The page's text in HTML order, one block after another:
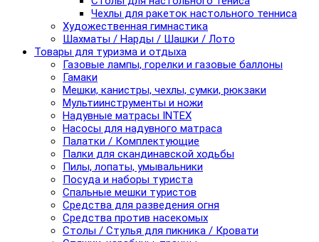
Чехлы для ракеток настольного тенниса
Художественная гимнастика
Шахматы / Нарды / Шашки / Лото
Товары для туризма и отдыха
Газовые лампы, горелки и газовые баллоны
Гамаки
Мешки, канистры, чехлы, сумки, рюкзаки
Мультиинструменты и ножи
Надувные матрасы INTEX
Насосы для надувного матраса
Палатки / Комплектующие
Палки для скандинавской ходьбы
Пилы, лопаты, умывальники
Посуда и наборы туриста
Спальные мешки туристов
Средства для разведения огня
Средства против насекомых
Столы / Стулья для пикника / Кровати